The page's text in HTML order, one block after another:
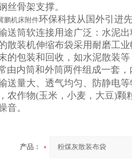
丝骨架支撑。
鹏机床附件环保科技从国外引进
送筒软连接用途广泛：水泥
散装机伸缩布袋采用耐磨工
的包装和回收，如水泥散装
由内筒和外筒两件组成一套
送量大、透气均匀、防静电
农作物(玉米，小麦，大豆)
音。
产品：